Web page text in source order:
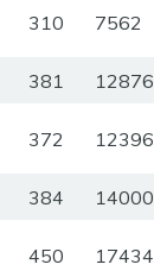
310 7562
381 12876
372 12396
384 14000
450 17434